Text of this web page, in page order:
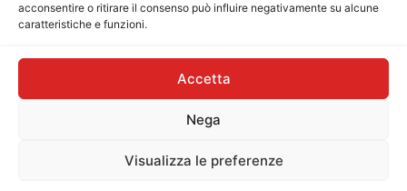
acconsentire o ritirare il consenso può influire negativamente su alcune
caratteristiche e funzioni.
Accetta
Nega
Visualizza le preferenze
Cliniche di Papagni Marco & C. S.R.L. P.IVA